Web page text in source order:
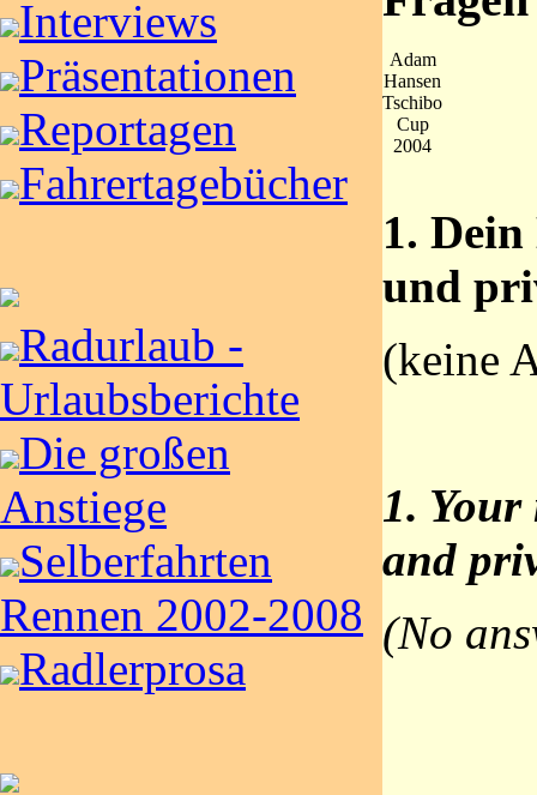
Interviews
Präsentationen
Reportagen
Fahrertagebücher
Radurlaub -
Urlaubsberichte
Die großen
Anstiege
Selberfahrten
Rennen 2002-2008
Radlerprosa
Adam
Hansen
Tschibo
Cup
2004
1.
und
(keine
1. Your
and
(No